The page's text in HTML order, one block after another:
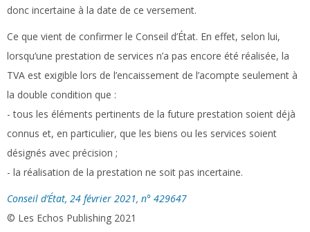
donc incertaine à la date de ce versement.
Ce que vient de confirmer le Conseil d’État. En effet, selon lui,
lorsqu’une prestation de services n’a pas encore été réalisée, la
TVA est exigible lors de l’encaissement de l’acompte seulement à
la double condition que :
- tous les éléments pertinents de la future prestation soient déjà
connus et, en particulier, que les biens ou les services soient
désignés avec précision ;
- la réalisation de la prestation ne soit pas incertaine.
Conseil d’État, 24 février 2021, n° 429647
© Les Echos Publishing 2021